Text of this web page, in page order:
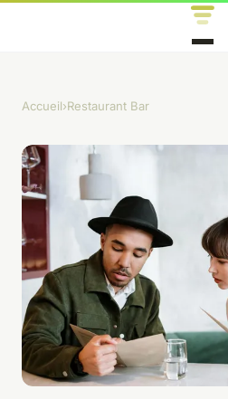
Accueil›Restaurant Bar